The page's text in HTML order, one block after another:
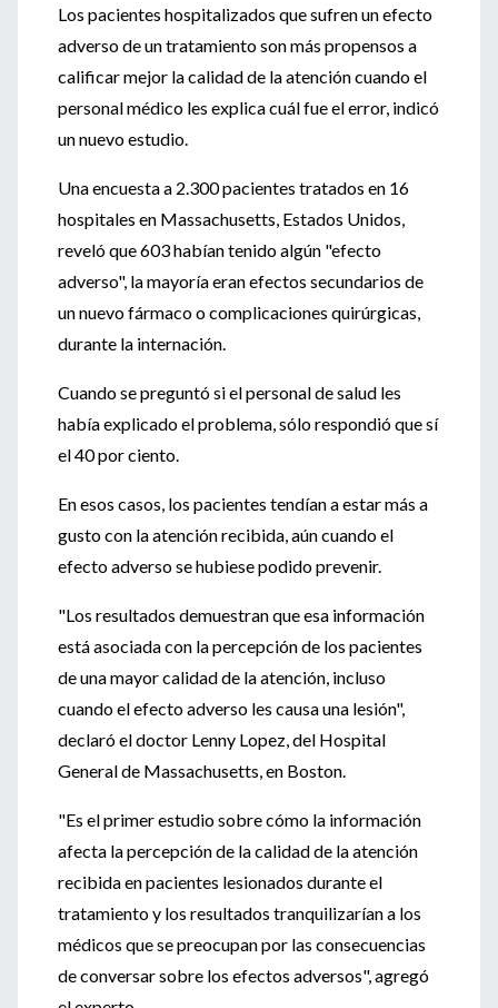
Los pacientes hospitalizados que sufren un efecto
adverso de un tratamiento son más propensos a
calificar mejor la calidad de la atención cuando el
personal médico les explica cuál fue el error, indicó
un nuevo estudio.
Una encuesta a 2.300 pacientes tratados en 16
hospitales en Massachusetts, Estados Unidos,
reveló que 603 habían tenido algún "efecto
adverso", la mayoría eran efectos secundarios de
un nuevo fármaco o complicaciones quirúrgicas,
durante la internación.
Cuando se preguntó si el personal de salud les
había explicado el problema, sólo respondió que sí
el 40 por ciento.
En esos casos, los pacientes tendían a estar más a
gusto con la atención recibida, aún cuando el
efecto adverso se hubiese podido prevenir.
"Los resultados demuestran que esa información
está asociada con la percepción de los pacientes
de una mayor calidad de la atención, incluso
cuando el efecto adverso les causa una lesión",
declaró el doctor Lenny Lopez, del Hospital
General de Massachusetts, en Boston.
"Es el primer estudio sobre cómo la información
afecta la percepción de la calidad de la atención
recibida en pacientes lesionados durante el
tratamiento y los resultados tranquilizarían a los
médicos que se preocupan por las consecuencias
de conversar sobre los efectos adversos", agregó